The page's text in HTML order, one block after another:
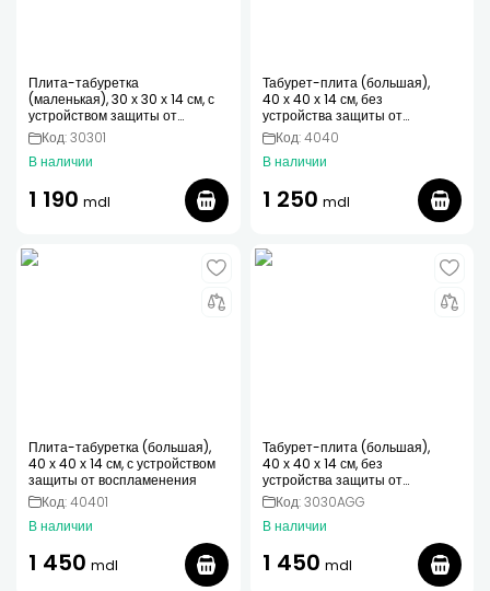
Плита-табуретка
(маленькая), 30 х 30 х 14 см, с
устройством защиты от
воспламенения
Код: 30301
В наличии
1 190 mdl
Табурет-плита (большая),
40 х 40 х 14 см, без
устройства защиты от
воспламенения
Код: 4040
В наличии
1 250 mdl
Плита-табуретка (большая),
40 х 40 х 14 см, с устройством
защиты от воспламенения
Код: 40401
В наличии
1 450 mdl
Табурет-плита (большая),
40 х 40 х 14 см, без
устройства защиты от
воспламенения
Код: 3030AGG
В наличии
1 450 mdl